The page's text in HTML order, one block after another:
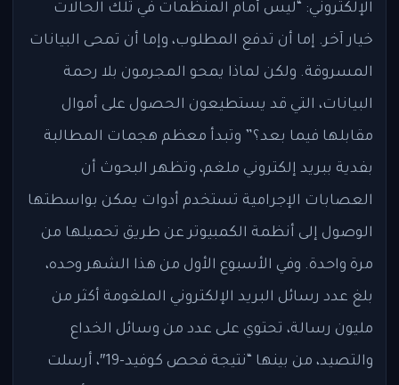
الإلكتروني: “ليس أمام المنظمات في تلك الحالات
خيار آخر. إما أن تدفع المطلوب، وإما أن تمحى البيانات
المسروقة. ولكن لماذا يمحو المجرمون بلا رحمة
البيانات، التي قد يستطيعون الحصول على أموال
مقابلها فيما بعد؟” وتبدأ معظم هجمات المطالبة
بفدية ببريد إلكتروني ملغم، وتظهر البحوث أن
العصابات الإجرامية تستخدم أدوات يمكن بواسطتها
الوصول إلى أنظمة الكمبيوتر عن طريق تحميلها من
مرة واحدة. وفي الأسبوع الأول من هذا الشهر وحده،
بلغ عدد رسائل البريد الإلكتروني الملغومة أكثر من
مليون رسالة، تحتوي على عدد من وسائل الخداع
والتصيد، من بينها “نتيجة فحص كوفيد-19″، أرسلت